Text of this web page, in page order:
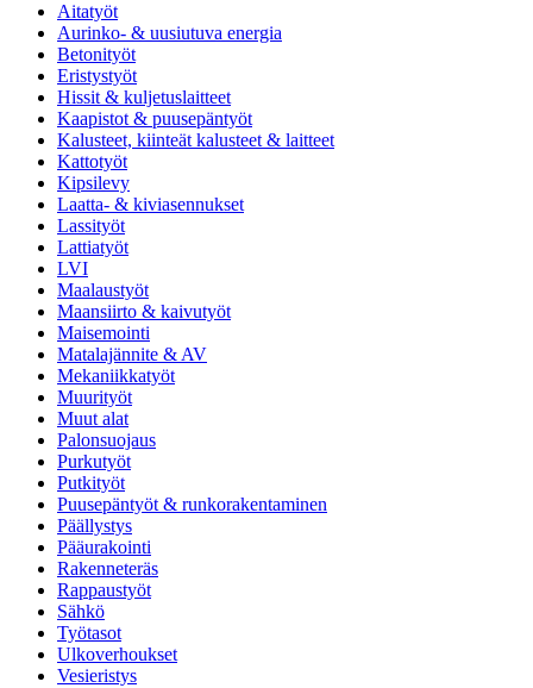
Aitatyöt
Aurinko- & uusiutuva energia
Betonityöt
Eristystyöt
Hissit & kuljetuslaitteet
Kaapistot & puusepäntyöt
Kalusteet, kiinteät kalusteet & laitteet
Kattotyöt
Kipsilevy
Laatta- & kiviasennukset
Lassityöt
Lattiatyöt
LVI
Maalaustyöt
Maansiirto & kaivutyöt
Maisemointi
Matalajännite & AV
Mekaniikkatyöt
Muurityöt
Muut alat
Palonsuojaus
Purkutyöt
Putkityöt
Puusepäntyöt & runkorakentaminen
Päällystys
Pääurakointi
Rakenneteräs
Rappaustyöt
Sähkö
Työtasot
Ulkoverhoukset
Vesieristys